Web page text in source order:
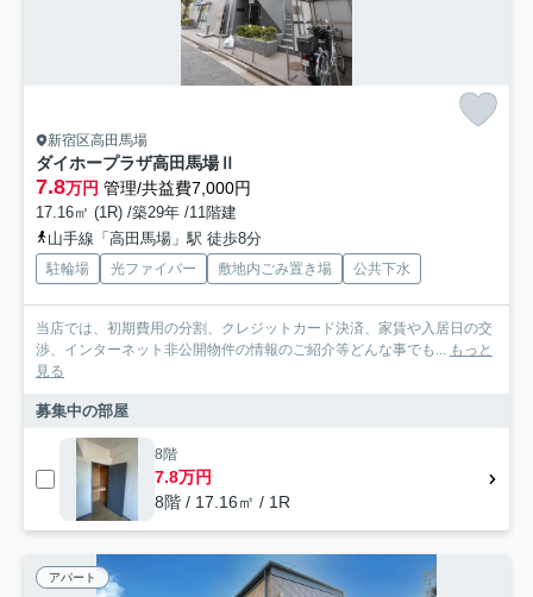
新宿区高田馬場
ダイホープラザ高田馬場Ⅱ
7.8万円 管理/共益費7,000円
17.16㎡ (1R) /築29年 /11階建
山手線「高田馬場」駅 徒歩8分
駐輪場 光ファイバー 敷地内ごみ置き場 公共下水
当店では、初期費用の分割、クレジットカード決済、家賃や入居日の交
渉、インターネット非公開物件の情報のご紹介等どんな事でも... もっと
見る
募集中の部屋
8階
7.8万円
8階 / 17.16㎡ / 1R
アパート